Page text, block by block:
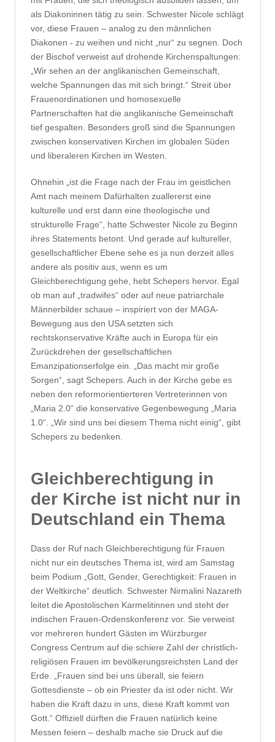
als Diakoninnen tätig zu sein. Schwester Nicole schlägt
vor, diese Frauen – analog zu den männlichen
Diakonen - zu weihen und nicht „nur“ zu segnen. Doch
der Bischof verweist auf drohende Kirchenspaltungen:
„‎Wir sehen an der anglikanischen Gemeinschaft,
welche Spannungen das mit sich bringt.“ Streit über
Frauenordinationen und homosexuelle
Partnerschaften hat die anglikanische Gemeinschaft
tief gespalten. Besonders groß sind die Spannungen
zwischen konservativen Kirchen im globalen Süden
und liberaleren Kirchen im Westen.
Ohnehin „ist die Frage nach der Frau im geistlichen
Amt nach meinem Dafürhalten zuallererst eine
kulturelle und erst dann eine theologische und
strukturelle Frage“, hatte Schwester Nicole zu Beginn
ihres Statements betont. Und gerade auf kultureller,
gesellschaftlicher Ebene sehe es ja nun derzeit alles
andere als positiv aus, wenn es um
Gleichberechtigung gehe, hebt Schepers hervor. Egal
ob man auf „tradwifes“ oder auf neue patriarchale
Männerbilder schaue – inspiriert von der MAGA-
Bewegung aus den USA setzten sich
rechtskonservative Kräfte auch in Europa für ein
Zurückdrehen der gesellschaftlichen
Emanzipationserfolge ein. „Das macht mir große
Sorgen“, sagt Schepers. Auch in der Kirche gebe es
neben den reformorientierteren Vertreterinnen von
„Maria 2.0“ die konservative Gegenbewegung „Maria
1.0“. „Wir sind uns bei diesem Thema nicht einig“, gibt
Schepers zu bedenken.
Gleichberechtigung in
der Kirche ist nicht nur in
Deutschland ein Thema
Dass der Ruf nach Gleichberechtigung für Frauen
nicht nur ein deutsches Thema ist, wird am Samstag
beim Podium „Gott, Gender, Gerechtigkeit: Frauen in
der Weltkirche“ deutlich. Schwester Nirmalini Nazareth
leitet die Apostolischen Karmelitinnen und steht der
indischen Frauen-Ordenskonferenz vor. Sie verweist
vor mehreren hundert Gästen im Würzburger
Congress Centrum auf die schiere Zahl der christlich-
religiösen Frauen im bevölkerungsreichsten Land der
Erde. „Frauen sind bei uns überall, sie feiern
Gottesdienste – ob ein Priester da ist oder nicht. Wir
haben die Kraft dazu in uns, diese Kraft kommt von
Gott.“ Offiziell dürften die Frauen natürlich keine
Messen feiern – deshalb mache sie Druck auf die